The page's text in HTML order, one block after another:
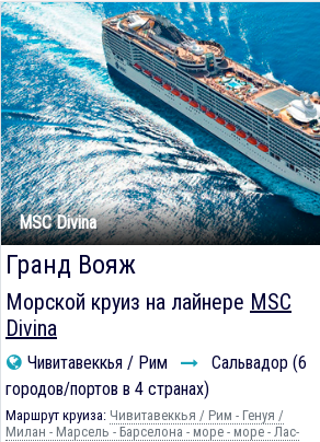
MSC Divina
Гранд Вояж
Морской круиз на лайнере MSC
Divina
Чивитавеккья / Рим
Сальвадор (6
городов/портов в 4 странах)
Маршрут круиза: Чивитавеккья / Рим - Генуя /
Милан - Марсель - Барселона - море - море - Лас-